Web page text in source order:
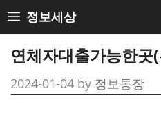
Skip
to
정보세상
연체자대출가능한곳
2024-01-04 by 정보통장